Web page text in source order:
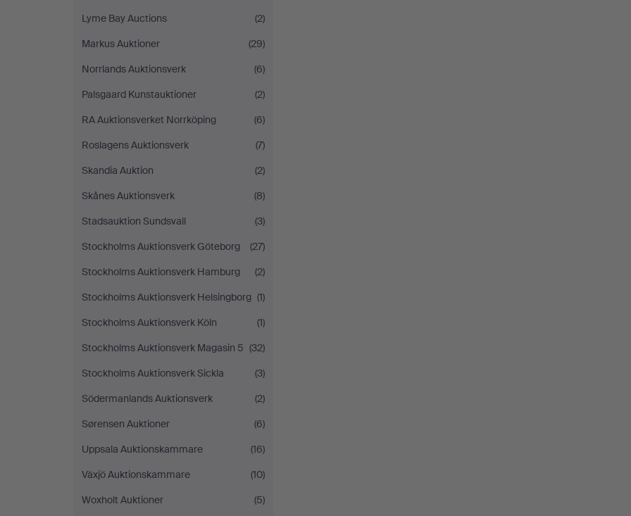
Lyme Bay Auctions
(2)
Markus Auktioner
(29)
Norrlands Auktionsverk
(6)
Palsgaard Kunstauktioner
(2)
RA Auktionsverket Norrköping
(6)
Roslagens Auktionsverk
(7)
Skandia Auktion
(2)
Skånes Auktionsverk
(8)
Stadsauktion Sundsvall
(3)
Stockholms Auktionsverk Göteborg
(27)
Stockholms Auktionsverk Hamburg
(2)
Stockholms Auktionsverk Helsingborg (1)
Stockholms Auktionsverk Köln
(1)
Stockholms Auktionsverk Magasin 5 (32)
Stockholms Auktionsverk Sickla
(3)
Södermanlands Auktionsverk
(2)
Sørensen Auktioner
(6)
Uppsala Auktionskammare
(16)
Växjö Auktionskammare
(10)
Woxholt Auktioner
(5)